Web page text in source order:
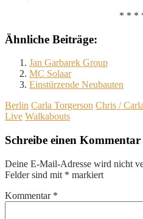
* * *
Ähnliche Beiträge:
Jan Garbarek Group
MC Solaar
Einstürzende Neubauten
Berlin Carla Torgerson Chris / Carla
Live Walkabouts
Schreibe einen Kommentar
Deine E-Mail-Adresse wird nicht
Felder sind mit * markiert
Kommentar *